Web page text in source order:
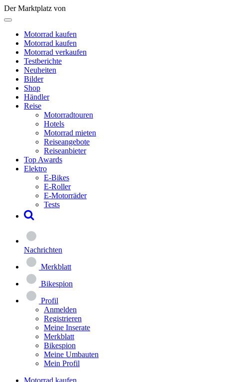
Der Marktplatz von
Motorrad kaufen
Motorrad kaufen
Motorrad verkaufen
Testberichte
Neuheiten
Bilder
Shop
Händler
Reise
Motorradtouren
Hotels
Motorrad mieten
Reiseangebote
Reiseanbieter
Top Awards
Elektro
E-Bikes
E-Roller
E-Motorräder
Tests
Nachrichten
Merkblatt
Bikespion
Profil
Anmelden
Registrieren
Meine Inserate
Merkblatt
Bikespion
Meine Umbauten
Mein Profil
Motorrad kaufen